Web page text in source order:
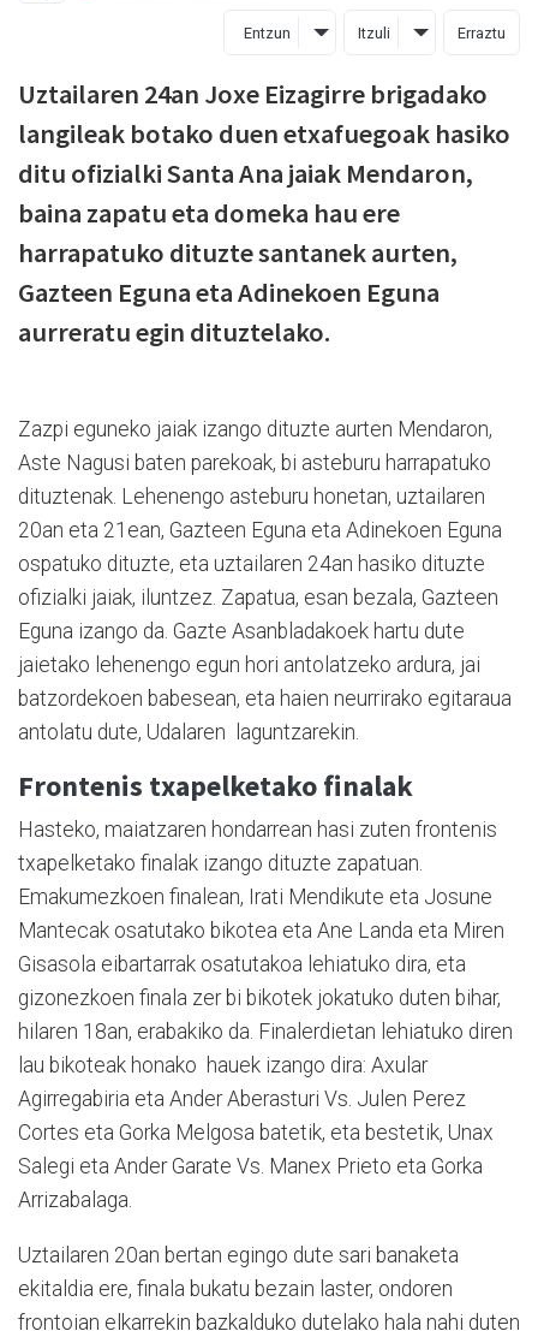
Entzun Itzuli Erraztu
Uztailaren 24an Joxe Eizagirre brigadako
langileak botako duen etxafuegoak hasiko
ditu ofizialki Santa Ana jaiak Mendaron,
baina zapatu eta domeka hau ere
harrapatuko dituzte santanek aurten,
Gazteen Eguna eta Adinekoen Eguna
aurreratu egin dituztelako.
Zazpi eguneko jaiak izango dituzte aurten Mendaron,
Aste Nagusi baten parekoak, bi asteburu harrapatuko
dituztenak. Lehenengo asteburu honetan, uztailaren
20an eta 21ean, Gazteen Eguna eta Adinekoen Eguna
ospatuko dituzte, eta uztailaren 24an hasiko dituzte
ofizialki jaiak, iluntzez. Zapatua, esan bezala, Gazteen
Eguna izango da. Gazte Asanbladakoek hartu dute
jaietako lehenengo egun hori antolatzeko ardura, jai
batzordekoen babesean, eta haien neurrirako egitaraua
antolatu dute, Udalaren laguntzarekin.
Frontenis txapelketako finalak
Hasteko, maiatzaren hondarrean hasi zuten frontenis
txapelketako finalak izango dituzte zapatuan.
Emakumezkoen finalean, Irati Mendikute eta Josune
Mantecak osatutako bikotea eta Ane Landa eta Miren
Gisasola eibartarrak osatutakoa lehiatuko dira, eta
gizonezkoen finala zer bi bikotek jokatuko duten bihar,
hilaren 18an, erabakiko da. Finalerdietan lehiatuko diren
lau bikoteak honako hauek izango dira: Axular
Agirregabiria eta Ander Aberasturi Vs. Julen Perez
Cortes eta Gorka Melgosa batetik, eta bestetik, Unax
Salegi eta Ander Garate Vs. Manex Prieto eta Gorka
Arrizabalaga.
Uztailaren 20an bertan egingo dute sari banaketa
ekitaldia ere, finala bukatu bezain laster, ondoren
frontoian elkarrekin bazkalduko dutelako hala nahi duten